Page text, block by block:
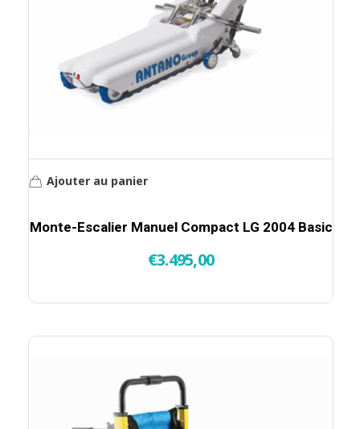
Monte-Escalier Manuel Compact LG 2004 Basic
€3.495,00
Ajouter au panier